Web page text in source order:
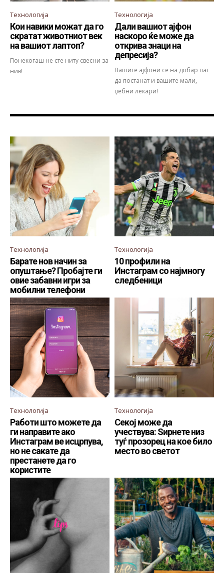
Технологија
Кои навики можат да го
скратат животниот век
на вашиот лаптоп?
Понекогаш не сте ниту свесни за
нив!
Технологија
Дали вашиот ајфон
наскоро ќе може да
открива знаци на
депресија?
Вашите ајфони се на добар пат
да постанат и вашите мали,
џебни лекари!
Технологија
Барате нов начин за
опуштање? Пробајте ги
овие забавни игри за
мобилни телефони
Технологија
10 профили на
Инстаграм со најмногу
следбеници
Технологија
Работи што можете да
ги направите ако
Инстаграм ве исцрпува,
но не сакате да
престанете да го
користите
Технологија
Секој може да
учествува: Ѕирнете низ
туѓ прозорец на кое било
место во светот